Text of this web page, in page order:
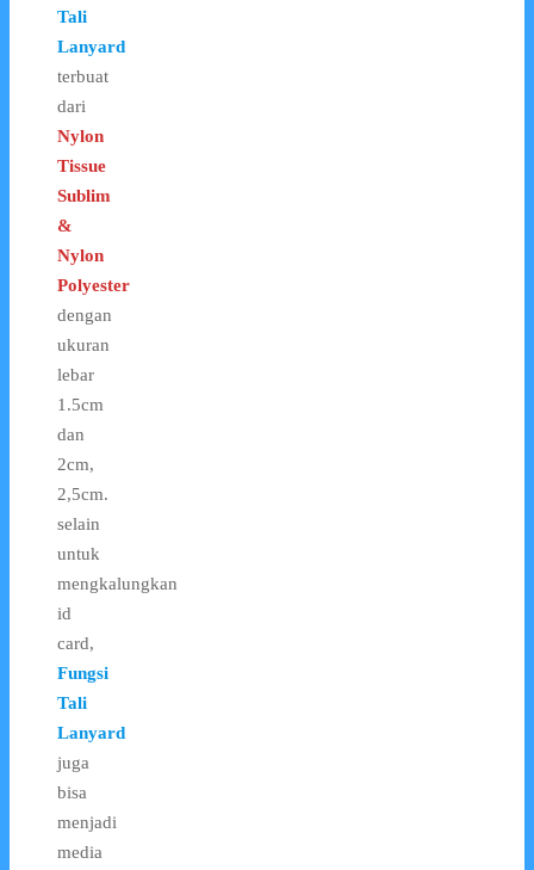
Tali
Lanyard
terbuat
dari
Nylon
Tissue
Sublim
&
Nylon
Polyester
dengan
ukuran
lebar
1.5cm
dan
2cm,
2,5cm.
selain
untuk
mengkalungkan
id
card,
Fungsi
Tali
Lanyard
juga
bisa
menjadi
media